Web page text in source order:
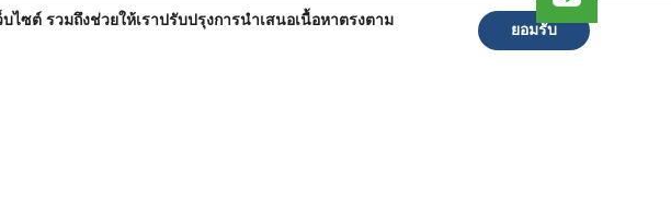
ซต์ รวมถึงช่วยให้เราปรับปรุงการนำเสนอเนื้อหาตรงตาม
ยอมรับ